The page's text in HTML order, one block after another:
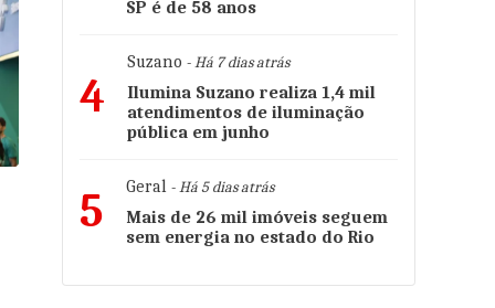
SP é de 58 anos
4
Suzano - Há 7 dias atrás
Ilumina Suzano realiza 1,4 mil
atendimentos de iluminação
pública em junho
5 Geral - Há 5 dias atrás
Mais de 26 mil imóveis seguem
sem energia no estado do Rio